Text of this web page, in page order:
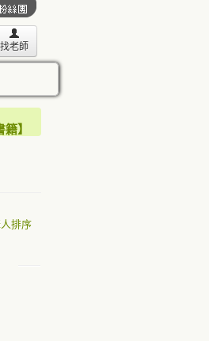
找老師
籍】
排序